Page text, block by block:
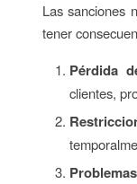
Las sanciones
tener
Pérdida
clientes,